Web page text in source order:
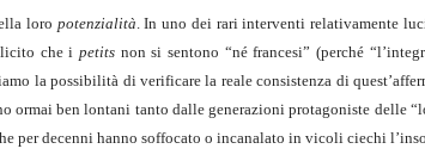
loro potenzialità . In uno dei rari interventi relativamente
che ipetits non si sentono “né francesi” (perché
la possibilità di verificare la reale consistenza di
ormai ben lontani tanto dalle generazioni protagoniste delle
per decenni hanno soffocato o incanalato in vicoli ciechi